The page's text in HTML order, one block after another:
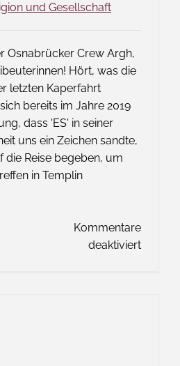
und Gesellschaft
Osnabrücker Crew Argh,
Hört, was die
letzten Kaperfahrt
bereits im Jahre 2019
dass 'ES' in seiner
uns ein Zeichen sandte,
die Reise begeben, um
in Templin
Kommentare
deaktiviertfür